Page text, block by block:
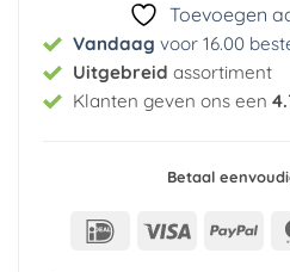
Toevoegen
Vandaag voor 16.00
Uitgebreid assortiment
Klanten geven ons een
Betaal
IDeal Visa